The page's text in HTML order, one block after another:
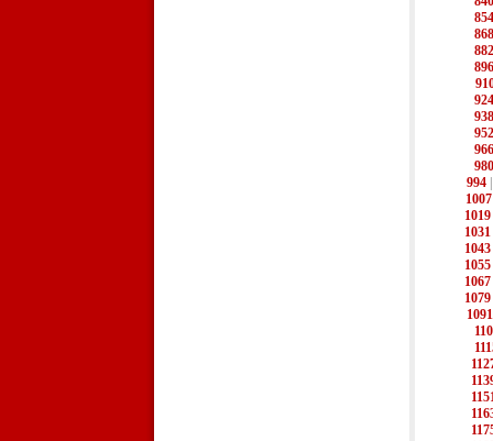
854
868
882
896
924
938
952
966
980
994
1007
1019
1031
1043
1055
1067
1079
1091